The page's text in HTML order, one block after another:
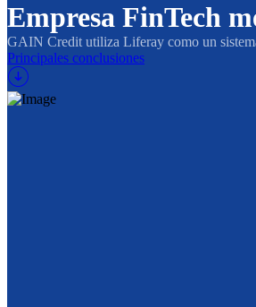
Empresa FinTech
GAIN Credit utiliza Liferay como un
Principales conclusiones